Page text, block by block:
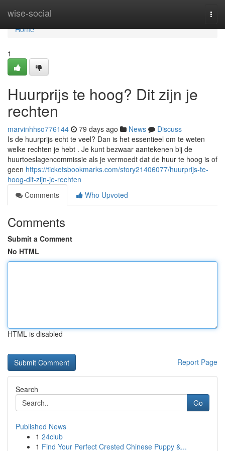
wise-social
Home
Home
1
Huurprijs te hoog? Dit zijn je
rechten
marvinhhso776144 79 days ago News
Discuss
Is de huurprijs echt te veel? Dan is het essentieel om te weten
welke rechten je hebt . Je kunt bezwaar aantekenen bij de
huurtoeslagencommissie als je vermoedt dat de huur te hoog is of
geen https://ticketsbookmarks.com/story21406077/huurprijs-te-
hoog-dit-zijn-je-rechten
Comments
Who Upvoted
Comments
Submit a Comment
No HTML
HTML is disabled
Report Page
Search
Go
Published News
1 24club
1 Find Your Perfect Crested Chinese Puppy &...